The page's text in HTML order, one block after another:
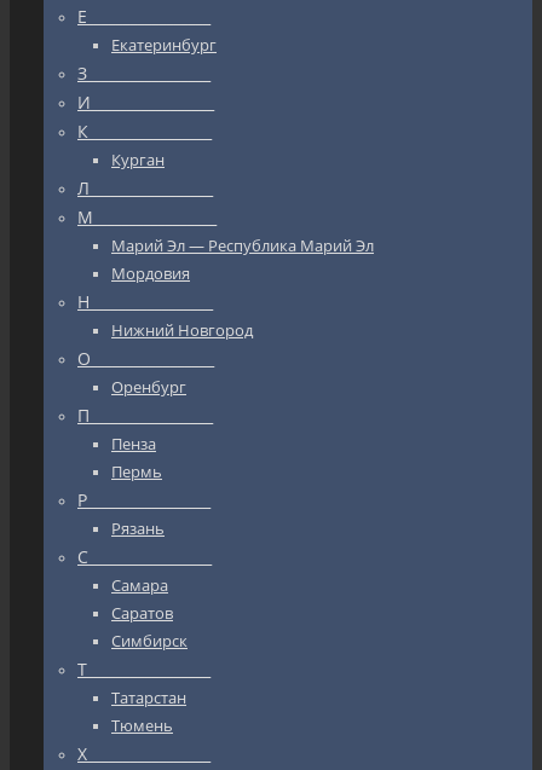
Е_________________
Екатеринбург
З_________________
И_________________
К_________________
Курган
Л_________________
М_________________
Марий Эл — Республика Марий Эл
Мордовия
Н_________________
Нижний Новгород
О_________________
Оренбург
П_________________
Пенза
Пермь
Р_________________
Рязань
С_________________
Самара
Саратов
Симбирск
Т_________________
Татарстан
Тюмень
Х_________________